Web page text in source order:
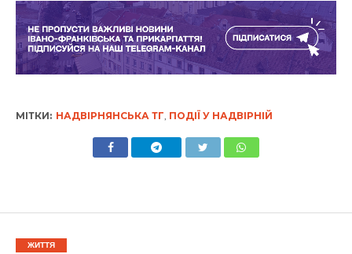
МІТКИ: НАДВІРНЯНСЬКА ТГ, ПОДІЇ У НАДВІРНІЙ
ЖИТТЯ